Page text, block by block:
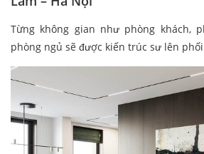
Từng không gian như phòng khách,
phòng ngủ sẽ được kiến trúc sư lên